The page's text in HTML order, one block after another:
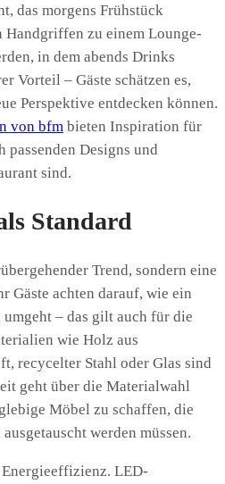
das morgens Frühstück
Handgriffen zu einem Lounge-
in dem abends Drinks
Vorteil – Gäste schätzen es,
Perspektive entdecken können.
von bfm bieten Inspiration für
passenden Designs und
sind.
Standard
Trend, sondern eine
Gäste achten darauf, wie ein
umgeht – das gilt auch für die
wie Holz aus
recycelter Stahl oder Glas sind
geht über die Materialwahl
Möbel zu schaffen, die
werden müssen.
LED-